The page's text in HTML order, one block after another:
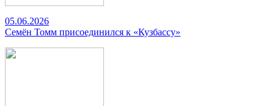
05.06.2026
Семён Томм присоединился к «Кузбассу»